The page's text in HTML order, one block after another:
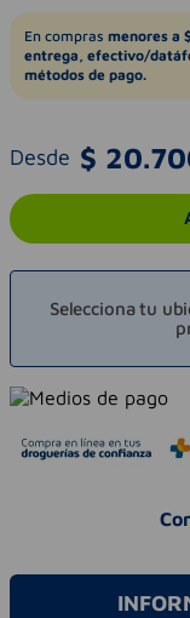
En compras menores a
entrega, efectivo/
métodos de pago.
Desde $ 20.
Selecciona tu